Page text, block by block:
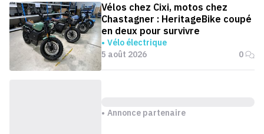
Vélos chez Cixi, motos chez
Chastagner : HeritageBike coupé
en deux pour survivre
Vélo électrique
5 août 2026
0
Annonce partenaire